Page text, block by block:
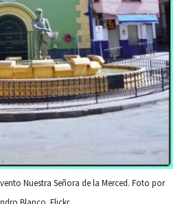
Nuestra Señora de la Merced. Foto por